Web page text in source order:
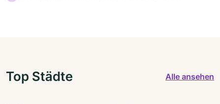
Top Städte Alle ansehen